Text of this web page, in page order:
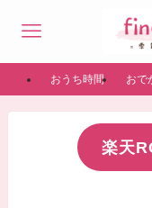
おうち時間 おで
楽天